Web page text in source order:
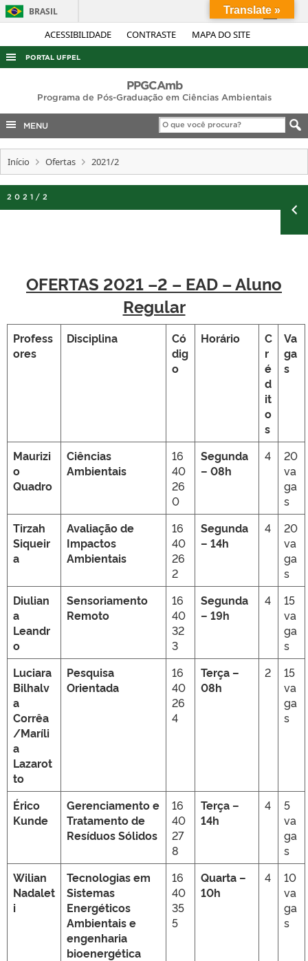
ACESSIBILIDADE CONTRASTE MAPA DO SITE
BRASIL
Simplifique!
Acesso à informação
Legislação
Canais
PORTAL UFPEL
AUDITORIA
COBALTO
CONCURSOS
EDITAIS
INTERNACIONAL
PPGCAmb
Programa de Pós-Graduação em Ciências Ambientais
MENU
Início Ofertas 2021/2
2021/2
OFERTAS 2021 –2 – EAD – Aluno
Regular
Profess
ores
Disciplina
Có
dig
o
Horário
C
r
é
d
it
o
s
Va
ga
s
Maurizi
o
Quadro
Ciências
Ambientais
16
40
26
0
Segunda
– 08h
4
20
va
ga
s
Tirzah
Siqueir
a
Avaliação de
Impactos
Ambientais
16
40
26
2
Segunda
– 14h
4
20
va
ga
s
Diulian
a
Leandr
o
Sensoriamento
Remoto
16
40
32
3
Segunda
– 19h
4
15
va
ga
s
Luciara
Bilhalv
a
Corrêa
/Maríli
a
Lazarot
to
Pesquisa
Orientada
16
40
26
4
Terça –
08h
2
15
va
ga
s
Érico
Kunde
Gerenciamento e
Tratamento de
Resíduos Sólidos
16
40
27
8
Terça –
14h
4
5
va
ga
s
Wilian
Nadalet
i
Tecnologias em
Sistemas
Energéticos
Ambientais e
engenharia
bioenergética
16
40
35
5
Quarta –
10h
4
10
va
ga
s
Translate »